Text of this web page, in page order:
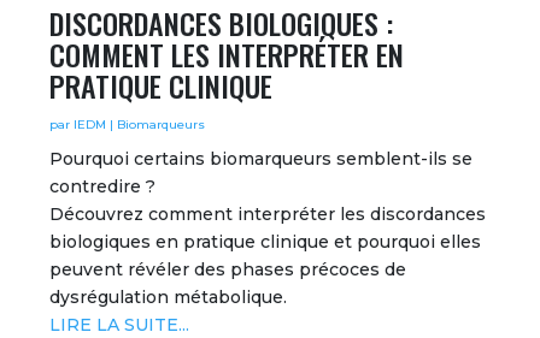
DISCORDANCES BIOLOGIQUES :
COMMENT LES INTERPRÉTER EN
PRATIQUE CLINIQUE
par IEDM | Biomarqueurs
Pourquoi certains biomarqueurs semblent-ils se
contredire ?
Découvrez comment interpréter les discordances
biologiques en pratique clinique et pourquoi elles
peuvent révéler des phases précoces de
dysrégulation métabolique.
LIRE LA SUITE...